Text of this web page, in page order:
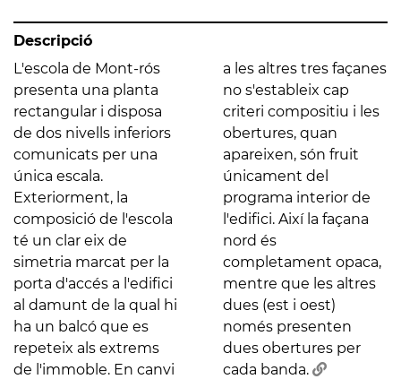
Descripció
L'escola de Mont-rós
presenta una planta
rectangular i disposa
de dos nivells inferiors
comunicats per una
única escala.
Exteriorment, la
composició de l'escola
té un clar eix de
simetria marcat per la
porta d'accés a l'edifici
al damunt de la qual hi
ha un balcó que es
repeteix als extrems
de l'immoble. En canvi
a les altres tres façanes
no s'estableix cap
criteri compositiu i les
obertures, quan
apareixen, són fruit
únicament del
programa interior de
l'edifici. Així la façana
nord és
completament opaca,
mentre que les altres
dues (est i oest)
només presenten
dues obertures per
cada banda.